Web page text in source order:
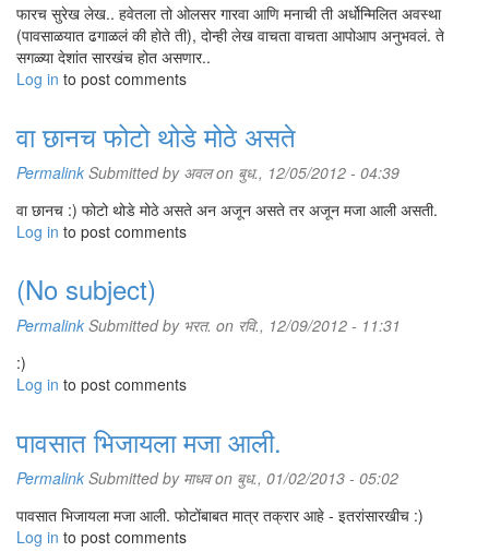
फारच सुरेख लेख.. हवेतला तो ओलसर गारवा आणि मनाची ती अर्धोन्मिलित अवस्था
(पावसाळयात ढगाळलं की होते ती), दोन्ही लेख वाचता वाचता आपोआप अनुभवलं. ते
सगळ्या देशांत सारखंच होत असणार..
Log in to post comments
वा छानच फोटो थोडे मोठे असते
Permalink Submitted by अवलon बुध., 12/05/2012 - 04:39
वा छानच :) फोटो थोडे मोठे असते अन अजून असते तर अजून मजा आली असती.
Log in to post comments
(No subject)
Permalink Submitted by भरत. on रवि., 12/09/2012 - 11:31
:)
Log in to post comments
पावसात भिजायला मजा आली.
Permalink Submitted by माधवon बुध., 01/02/2013 - 05:02
पावसात भिजायला मजा आली. फोटोंबाबत मात्र तक्रार आहे - इतरांसारखीच :)
Log in to post comments